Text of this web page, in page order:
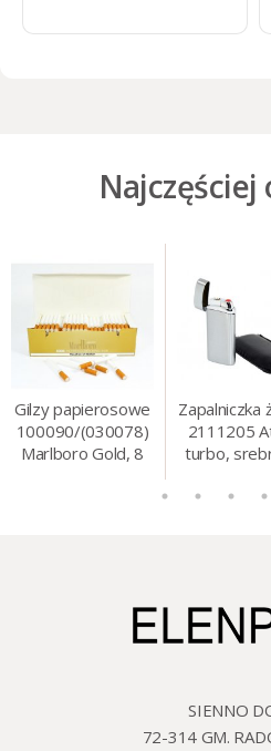
Najczęściej
Gilzy papierosowe
100090/(030078)
Marlboro Gold, 8
Zapalniczka
2111205
turbo,
SIENNO
72-314 GM.